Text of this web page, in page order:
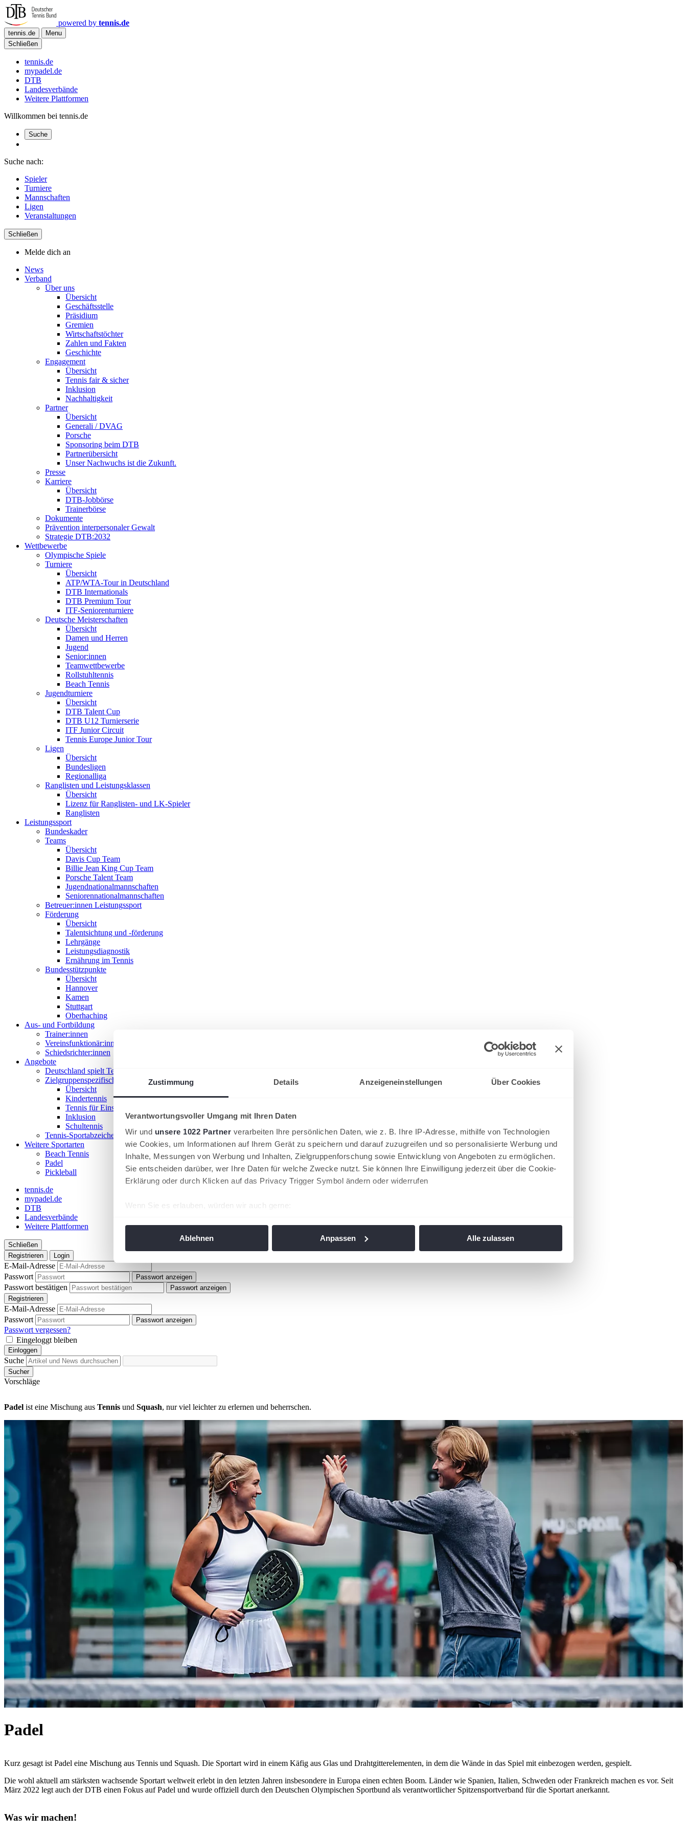
Zustimmung Details Anzeigeneinstellungen Über Cookies
Verantwortungsvoller Umgang mit Ihren Daten
Wir und unsere 1022 Partner verarbeiten Ihre persönlichen Daten, wie z. B. Ihre IP-Adresse, mithilfe von Technologien
wie Cookies, um Informationen auf Ihrem Gerät zu speichern und darauf zuzugreifen und so personalisierte Werbung und
Inhalte, Messungen von Werbung und Inhalten, Zielgruppenforschung sowie Entwicklung von Angeboten zu ermöglichen.
Sie entscheiden darüber, wer Ihre Daten für welche Zwecke nutzt. Sie können Ihre Einwilligung jederzeit über die Cookie-
Erklärung oder durch Klicken auf das Privacy Trigger Symbol ändern oder widerrufen
Wenn Sie es erlauben, würden wir auch gerne:
Wir verwenden Cookies, um Inhalte und Anzeigen zu personalisieren, Funktionen für soziale Medien anbieten zu können
und die Zugriffe auf unsere Website zu analysieren. Außerdem geben wir Informationen zu Ihrer Verwendung unserer
möglicherweise mit weiteren Daten zusammen, die Sie ihnen bereitgestellt haben oder die sie im Rahmen Ihrer Nutzung
Ablehnen Anpassen Alle zulassen
powered by tennis.de
tennis.de
Menu
Schließen
tennis.de
mypadel.de
DTB
Landesverbände
Weitere Plattformen
Willkommen bei tennis.de
Suche
Suche nach:
Spieler
Turniere
Mannschaften
Ligen
Veranstaltungen
Schließen
Melde dich an
News
Verband
Über uns
Übersicht
Geschäftsstelle
Präsidium
Gremien
Wirtschaftstöchter
Zahlen und Fakten
Geschichte
Engagement
Übersicht
Tennis fair & sicher
Inklusion
Nachhaltigkeit
Partner
Übersicht
Generali / DVAG
Porsche
Sponsoring beim DTB
Partnerübersicht
Unser Nachwuchs ist die Zukunft.
Presse
Karriere
Übersicht
DTB-Jobbörse
Trainerbörse
Dokumente
Prävention interpersonaler Gewalt
Strategie DTB:2032
Wettbewerbe
Olympische Spiele
Turniere
Übersicht
ATP/WTA-Tour in Deutschland
DTB Internationals
DTB Premium Tour
ITF-Seniorenturniere
Deutsche Meisterschaften
Übersicht
Damen und Herren
Jugend
Senior:innen
Teamwettbewerbe
Rollstuhltennis
Beach Tennis
Jugendturniere
Übersicht
DTB Talent Cup
DTB U12 Turnierserie
ITF Junior Circuit
Tennis Europe Junior Tour
Ligen
Übersicht
Bundesligen
Regionalliga
Ranglisten und Leistungsklassen
Übersicht
Lizenz für Ranglisten- und LK-Spieler
Ranglisten
Leistungssport
Bundeskader
Teams
Übersicht
Davis Cup Team
Billie Jean King Cup Team
Porsche Talent Team
Jugendnationalmannschaften
Seniorennationalmannschaften
Betreuer:innen Leistungssport
Förderung
Übersicht
Talentsichtung und -förderung
Lehrgänge
Leistungsdiagnostik
Ernährung im Tennis
Bundesstützpunkte
Übersicht
Hannover
Kamen
Stuttgart
Oberhaching
Aus- und Fortbildung
Trainer:innen
Vereinsfunktionär:innen
Schiedsrichter:innen
Angebote
Deutschland spielt Tennis
Zielgruppenspezifische Angebote
Übersicht
Kindertennis
Tennis für Einsteiger 18+
Inklusion
Schultennis
Tennis-Sportabzeichen
Weitere Sportarten
Beach Tennis
Padel
Pickleball
tennis.de
mypadel.de
DTB
Landesverbände
Weitere Plattformen
Schließen
Registrieren
Login
E-Mail-Adresse
Passwort
Passwort anzeigen
Passwort bestätigen
Passwort anzeigen
Registrieren
E-Mail-Adresse
Passwort
Passwort anzeigen
Passwort vergessen?
Eingeloggt bleiben
Einloggen
Suche
Sucher
Vorschläge
Padel ist eine Mischung aus Tennis und Squash, nur viel leichter zu erlernen und beherrschen.
Padel
Kurz gesagt ist Padel eine Mischung aus Tennis und Squash. Die Sportart wird in einem Käfig aus Glas und Drahtgitterelementen, in dem die Wände in das Spiel mit einbezogen werden, gespielt.
Die wohl aktuell am stärksten wachsende Sportart weltweit erlebt in den letzten Jahren insbesondere in Europa einen echten Boom. Länder wie Spanien, Italien, Schweden oder Frankreich machen es vor. Seit
März 2022 legt auch der DTB einen Fokus auf Padel und wurde offiziell durch den Deutschen Olympischen Sportbund als verantwortlicher Spitzensportverband für die Sportart anerkannt.
Was wir machen!